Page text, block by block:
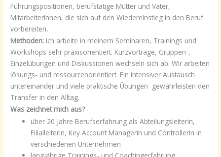
Führungspositionen, berufstätige Mütter und Väter,
MitarbeiterInnen, die sich auf den Wiedereinstieg in den Beruf
vorbereiten,
Methoden: Ich arbeite in meinem Seminaren, Trainings und
Workshops sehr praxisorientiert. Kurzvorträge, Gruppen-,
Einzelübungen und Diskussionen wechseln sich ab. Wir arbeiten
lösungs- und ressourcenorientiert. Ein intensiver Austausch
untereinander und viele praktische Übungen gewährleisten den
Transfer in den Alltag.
Was zeichnet mich aus?
über 20 Jahre Berufserfahrung als Abteilungsleiterin,
Filialleiterin, Key Account Managerin und Controllerin in
verschiedenen Unternehmen